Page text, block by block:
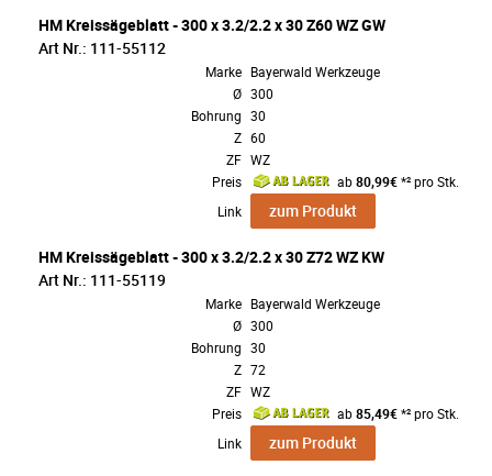
HM Kreissägeblatt - 300 x 3.2/2.2 x 30 Z60 WZ GW
Art Nr.: 111-55112
Marke Bayerwald Werkzeuge
Ø 300
Bohrung 30
Z 60
ZF WZ
Preis
ab80,99€*² pro Stk.
Link
zum Produkt
HM Kreissägeblatt - 300 x 3.2/2.2 x 30 Z72 WZ KW
Art Nr.: 111-55119
Marke Bayerwald Werkzeuge
Ø 300
Bohrung 30
Z 72
ZF WZ
Preis
ab85,49€*² pro Stk.
Link
zum Produkt